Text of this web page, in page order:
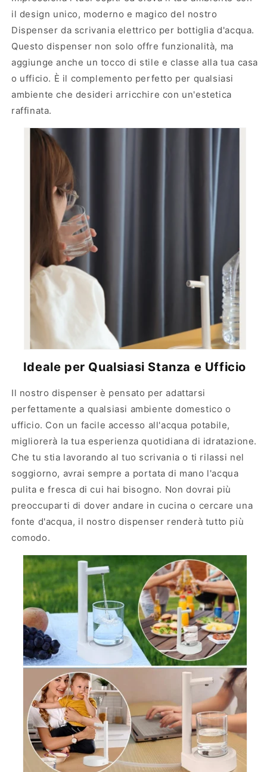
il design unico, moderno e magico del nostro
Dispenser da scrivania elettrico per bottiglia d'acqua.
Questo dispenser non solo offre funzionalità, ma
aggiunge anche un tocco di stile e classe alla tua casa
o ufficio. È il complemento perfetto per qualsiasi
ambiente che desideri arricchire con un'estetica
raffinata.
Ideale per Qualsiasi Stanza e Ufficio
Il nostro dispenser è pensato per adattarsi
perfettamente a qualsiasi ambiente domestico o
ufficio. Con un facile accesso all'acqua potabile,
migliorerà la tua esperienza quotidiana di idratazione.
Che tu stia lavorando al tuo scrivania o ti rilassi nel
soggiorno, avrai sempre a portata di mano l'acqua
pulita e fresca di cui hai bisogno. Non dovrai più
preoccuparti di dover andare in cucina o cercare una
fonte d'acqua, il nostro dispenser renderà tutto più
comodo.